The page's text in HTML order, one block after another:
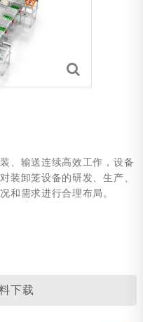
）
输送连续高效工作，设备
装卸笼设备的研发、生产、
和需求进行合理布局。
下载